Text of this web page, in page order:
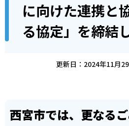
に向けた連携と
る協定」を締結
更新日：2024年11月
西宮市では、更なる